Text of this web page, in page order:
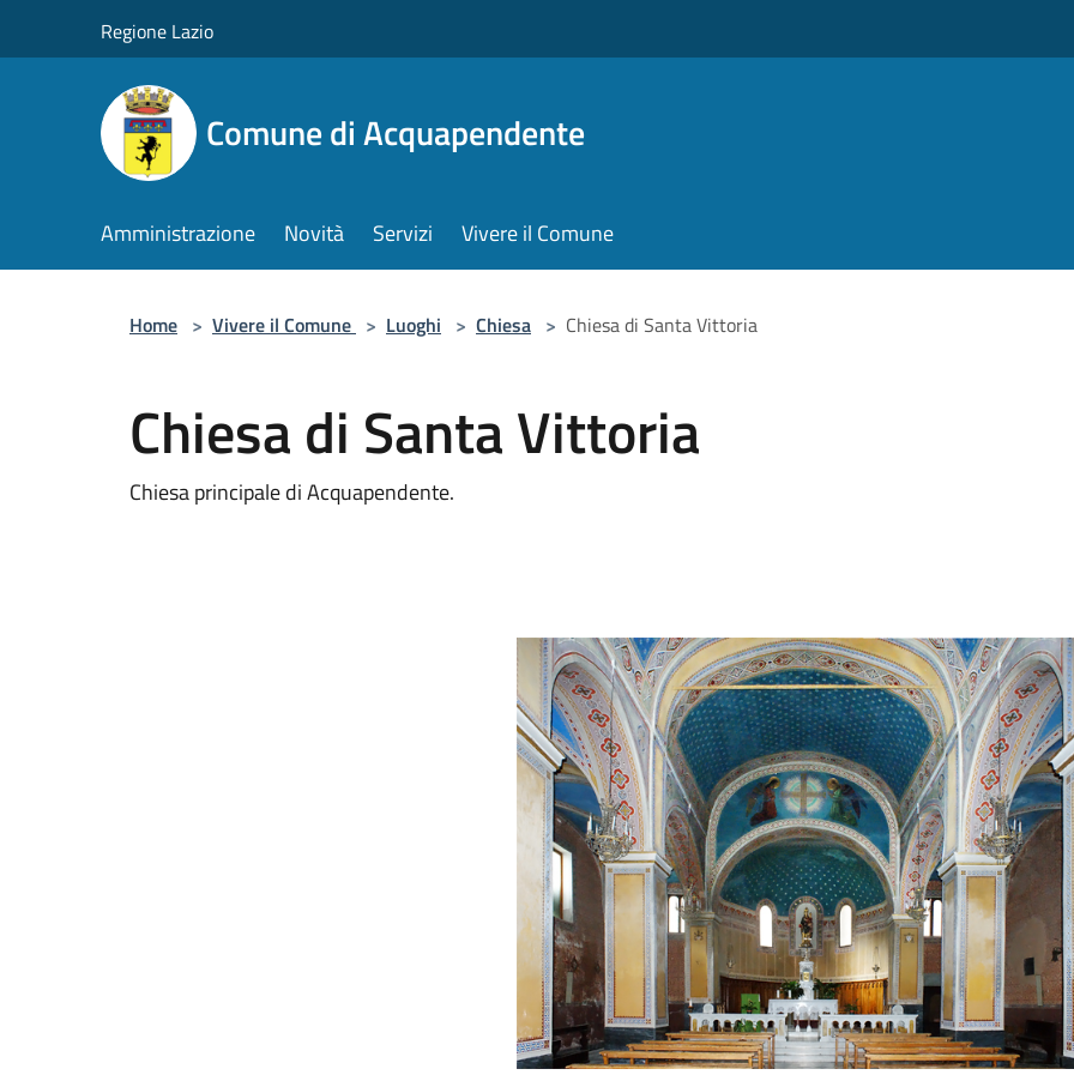
Regione Lazio
Comune di Acquapendente
Amministrazione Novità Servizi Vivere il Comune
Home > Vivere il Comune > Luoghi > Chiesa > Chiesa di Santa Vittoria
Chiesa di Santa Vittoria
Chiesa principale di Acquapendente.